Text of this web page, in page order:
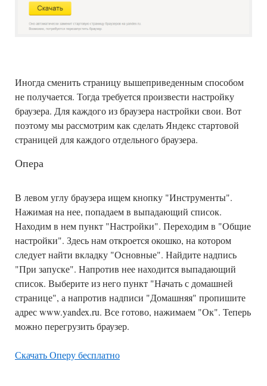
Иногда сменить страницу вышеприведенным способом
не получается. Тогда требуется произвести настройку
браузера. Для каждого из браузера настройки свои. Вот
поэтому мы рассмотрим как сделать Яндекс стартовой
страницей для каждого отдельного браузера.
Опера
В левом углу браузера ищем кнопку "Инструменты".
Нажимая на нее, попадаем в выпадающий список.
Находим в нем пункт "Настройки". Переходим в "Общие
настройки". Здесь нам откроется окошко, на котором
следует найти вкладку "Основные". Найдите надпись
"При запуске". Напротив нее находится выпадающий
список. Выберите из него пункт "Начать с домашней
странице", а напротив надписи "Домашняя" пропишите
адрес www.yandex.ru. Все готово, нажимаем "Ок". Теперь
можно перегрузить браузер.
Скачать Оперу бесплатно